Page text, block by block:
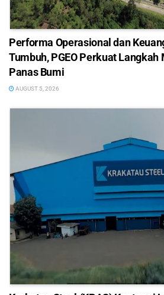
Performa Operasional dan
Tumbuh, PGEO Perkuat Langkah
Panas Bumi
AUGUST 5, 2026